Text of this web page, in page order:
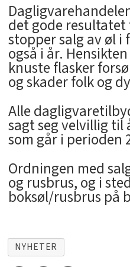
det gode
stopper salg av øl i
også i år.
knuste flasker
og skader folk og
Alle
sagt seg velvillig til
som går i perioden
Ordningen med
og rusbrus, og i
boksøl/rusbrus på
NYHETER